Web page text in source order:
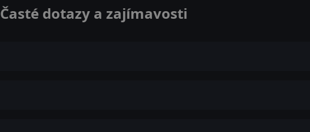
Časté dotazy a zajímavosti